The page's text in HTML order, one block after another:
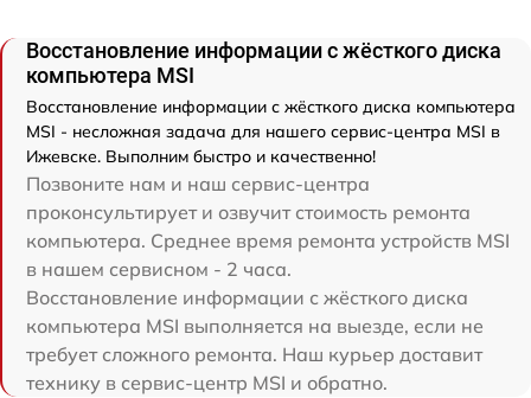
Восстановление информации с жёсткого диска
компьютера MSI
Восстановление информации с жёсткого диска компьютера
MSI - несложная задача для нашего сервис-центра MSI в
Ижевске. Выполним быстро и качественно!
Позвоните нам и наш сервис-центра
проконсультирует и озвучит стоимость ремонта
компьютера. Среднее время ремонта устройств MSI
в нашем сервисном - 2 часа.
Восстановление информации с жёсткого диска
компьютера MSI выполняется на выезде, если не
требует сложного ремонта. Наш курьер доставит
технику в сервис-центр MSI и обратно.